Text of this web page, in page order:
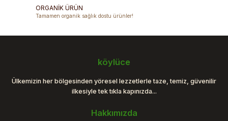
ORGANİK ÜRÜN
Tamamen organik sağlık dostu ürünler!
köylüce
Ülkemizin her bölgesinden yöresel lezzetlerle taze, temiz, güvenilir
ilkesiyle tek tıkla kapınızda...
Hakkımızda